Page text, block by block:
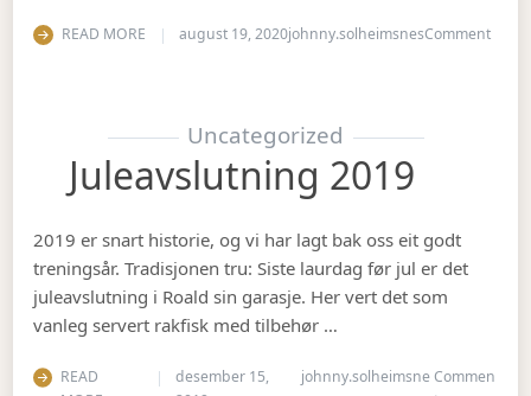
READ MORE august 19, 2020johnny.solheimsnesCommenton
Uncategorized
Juleavslutning 2019
2019 er snart historie, og vi har lagt bak oss eit godt
treningsår. Tradisjonen tru: Siste laurdag før jul er det
juleavslutning i Roald sin garasje. Her vert det som
vanleg servert rakfisk med tilbehør …
READ
desember 15,
johnny.solheimsneCommen